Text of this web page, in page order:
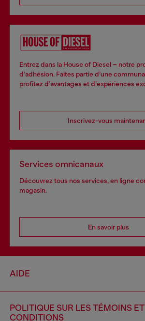
Entrez dans la House of Diesel – notre
d’adhésion. Faites partie d’une
profitez d’avantages et d’expériences
Inscrivez-vous
Services omnicanaux
Découvrez tous nos services, en ligne
magasin.
En savoir plus
AIDE
POLITIQUE SUR LES TÉMOINS ET
CONDITIONS